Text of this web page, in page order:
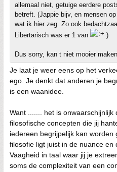
allemaal niet, getuige eerdere
betreft. (Jappie bijv, en mensen
wat ik hier zeg. Zo ook
Libertarisch was er 1 van
)
Dus sorry, kan t niet mooier
Je laat je weer eens op het
ego. Je denkt dat anderen je
is een waanidee.
Want ....... het is
filosofische concepten die jij
iedereen begrijpelijk kan worden
filosofie ligt juist in de nuance en
Vaagheid in taal waar jij je
soms de complexiteit van een